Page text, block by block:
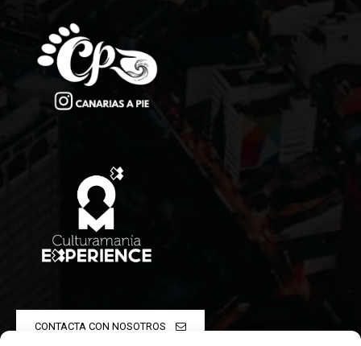
CONTACTA CON NOSOTROS